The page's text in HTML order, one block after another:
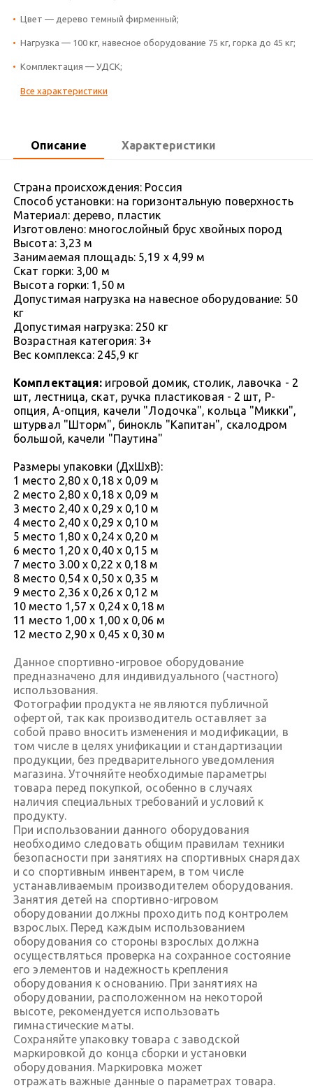
Цвет — дерево темный фирменный;
Нагрузка — 100 кг, навесное оборудование 75 кг, горка до 45 кг;
Комплектация — УДСК;
Все характеристики
Описание Характеристики
Страна происхождения: Россия
Способ установки: на горизонтальную поверхность
Материал: дерево, пластик
Изготовлено: многослойный брус хвойных пород
Высота: 3,23 м
Занимаемая площадь: 5,19 х 4,99 м
Скат горки: 3,00 м
Высота горки: 1,50 м
Допустимая нагрузка на навесное оборудование: 50
кг
Допустимая нагрузка: 250 кг
Возрастная категория: 3+
Вес комплекса: 245,9 кг
Комплектация: игровой домик, столик, лавочка - 2
шт, лестница, скат, ручка пластиковая - 2 шт, Р-
опция, А-опция, качели "Лодочка", кольца "Микки",
штурвал "Шторм", бинокль "Капитан", скалодром
большой, качели "Паутина"
Размеры упаковки (ДхШхВ):
1 место 2,80 х 0,18 х 0,09 м
2 место 2,80 х 0,18 х 0,09 м
3 место 2,40 х 0,29 х 0,10 м
4 место 2,40 х 0,29 х 0,10 м
5 место 1,80 х 0,24 х 0,20 м
6 место 1,20 х 0,40 х 0,15 м
7 место 3.00 х 0,22 х 0,18 м
8 место 0,54 х 0,50 х 0,35 м
9 место 2,36 х 0,26 х 0,12 м
10 место 1,57 х 0,24 х 0,18 м
11 место 1,00 х 1,00 х 0,06 м
12 место 2,90 х 0,45 х 0,30 м
Данное спортивно-игровое оборудование
предназначено для индивидуального (частного)
использования.
Фотографии продукта не являются публичной
офертой, так как производитель оставляет за
собой право вносить изменения и модификации, в
том числе в целях унификации и стандартизации
продукции, без предварительного уведомления
магазина. Уточняйте необходимые параметры
товара перед покупкой, особенно в случаях
наличия специальных требований и условий к
продукту.
При использовании данного оборудования
необходимо следовать общим правилам техники
безопасности при занятиях на спортивных снарядах
и со спортивным инвентарем, в том числе
устанавливаемым производителем оборудования.
Занятия детей на спортивно-игровом
оборудовании должны проходить под контролем
взрослых. Перед каждым использованием
оборудования со стороны взрослых должна
осуществляться проверка на сохранное состояние
его элементов и надежность крепления
оборудования к основанию. При занятиях на
оборудовании, расположенном на некоторой
высоте, рекомендуется использовать
гимнастические маты.
Сохраняйте упаковку товара с заводской
маркировкой до конца сборки и установки
оборудования. Маркировка может
отражать важные данные о параметрах товара.